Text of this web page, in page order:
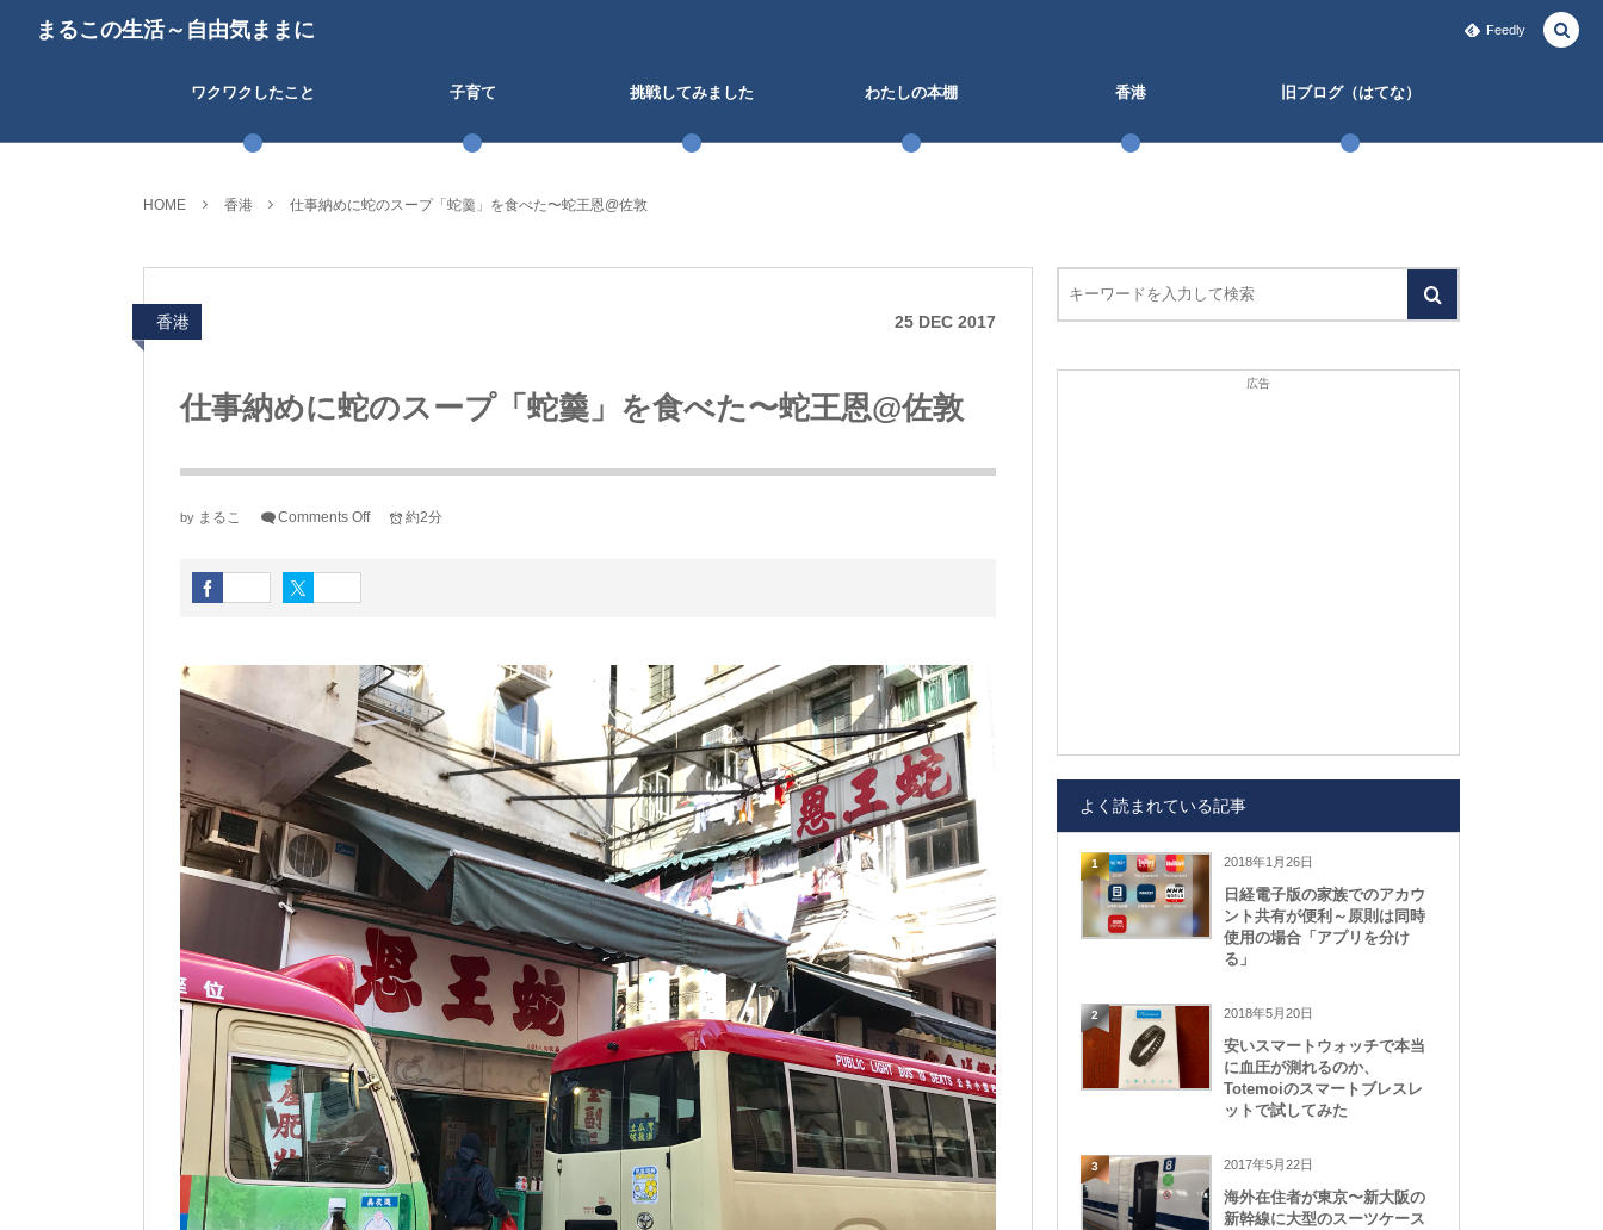
まるこの生活～自由気ままに Feedly
ワクワクしたこと 子育て 挑戦してみました わたしの本棚 香港 旧ブログ（はてな）
HOME 香港 仕事納めに蛇のスープ「蛇羹」を食べた〜蛇王恩@佐敦
香港 25 DEC 2017
仕事納めに蛇のスープ「蛇羹」を食べた〜蛇王恩@佐敦
by まるこ Comments Off 約2分
広告
よく読まれている記事
1 2018年1月26日
日経電子版の家族でのアカウ
ント共有が便利～原則は同時
使用の場合「アプリを分け
る」
2 2018年5月20日
安いスマートウォッチで本当
に血圧が測れるのか、
Totemoiのスマートブレスレ
ットで試してみた
3 2017年5月22日
海外在住者が東京〜新大阪の
新幹線に大型のスーツケース